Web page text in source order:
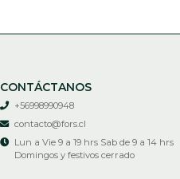
CONTÁCTANOS
+56998990948
contacto@fors.cl
Lun a Vie 9 a 19 hrs Sab de 9 a 14 hrs
Domingos y festivos cerrado